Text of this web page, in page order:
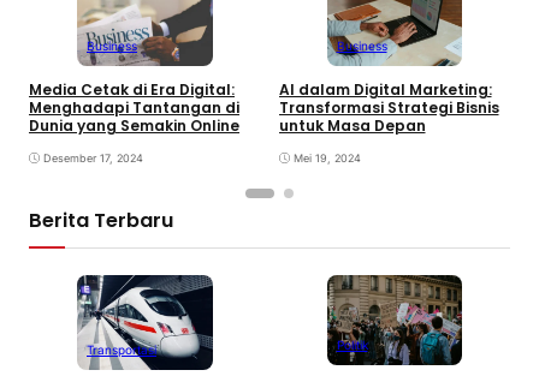
Business
Media Cetak di Era Digital:
Menghadapi Tantangan di
Dunia yang Semakin Online
Desember 17, 2024
Business
AI dalam Digital Marketing:
Transformasi Strategi Bisnis
untuk Masa Depan
Mei 19, 2024
Berita Terbaru
Transportasi Politik